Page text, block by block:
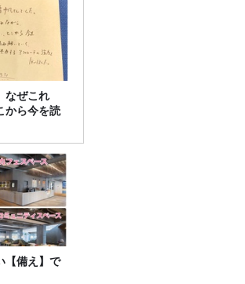
なぜこれ
から今を読
【備え】で